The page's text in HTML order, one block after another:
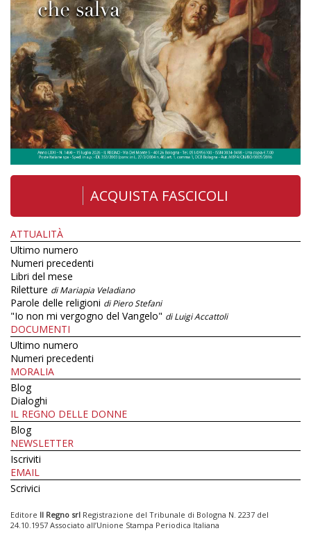
ACQUISTA FASCICOLI
ATTUALITÀ
Ultimo numero
Numeri precedenti
Libri del mese
Riletture di Mariapia Veladiano
Parole delle religioni di Piero Stefani
"Io non mi vergogno del Vangelo" di Luigi Accattoli
DOCUMENTI
Ultimo numero
Numeri precedenti
MORALIA
Blog
Dialoghi
IL REGNO DELLE DONNE
Blog
NEWSLETTER
Iscriviti
EMAIL
Scrivici
Editore Il Regno srl Registrazione del Tribunale di Bologna N. 2237 del
24.10.1957 Associato all’Unione Stampa Periodica Italiana